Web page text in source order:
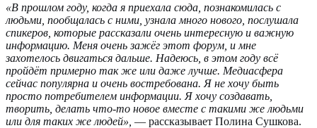
«В прошлом году, когда я приехала сюда, познакомилась с
людьми, пообщалась с ними, узнала много нового, послушала
спикеров, которые рассказали очень интересную и важную
информацию. Меня очень зажёг этот форум, и мне
захотелось двигаться дальше. Надеюсь, в этом году всё
пройдёт примерно так же или даже лучше. Медиасфера
сейчас популярна и очень востребована. Я не хочу быть
просто потребителем информации. Я хочу создавать,
творить, делать что-то новое вместе с такими же людьми
или для таких же людей», — рассказывает Полина Сушкова.